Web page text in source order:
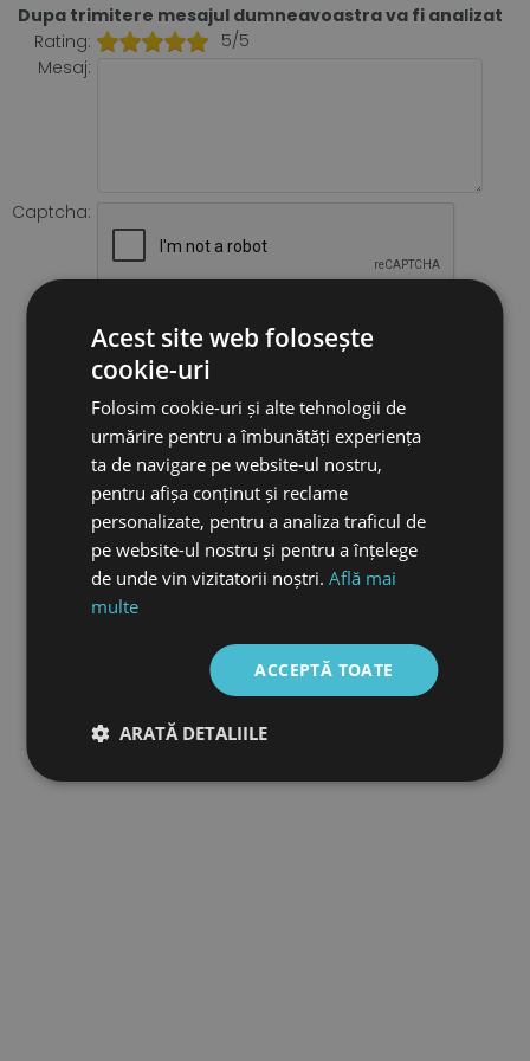
Dupa trimitere mesajul dumneavoastra va fi analizat
Rating:
5/5
Mesaj:
Captcha:
Acest site web folosește
cookie-uri
Folosim cookie-uri și alte tehnologii de
urmărire pentru a îmbunătăți experiența
ta de navigare pe website-ul nostru,
pentru afișa conținut și reclame
personalizate, pentru a analiza traficul de
pe website-ul nostru și pentru a înțelege
de unde vin vizitatorii noștri.Află mai
multe
ACCEPTĂ TOATE
ARATĂ DETALIILE